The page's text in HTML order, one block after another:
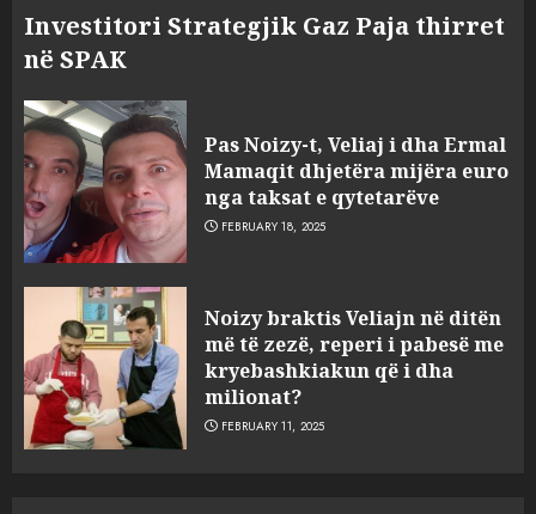
Investitori Strategjik Gaz Paja thirret
në SPAK
Pas Noizy-t, Veliaj i dha Ermal
Mamaqit dhjetëra mijëra euro
nga taksat e qytetarëve
FEBRUARY 18, 2025
Noizy braktis Veliajn në ditën
më të zezë, reperi i pabesë me
kryebashkiakun që i dha
milionat?
FEBRUARY 11, 2025
3
sulmuan “One Albania”,
ngjarja u fsheh. A u vodhën
serverat?
MARCH 25, 2025